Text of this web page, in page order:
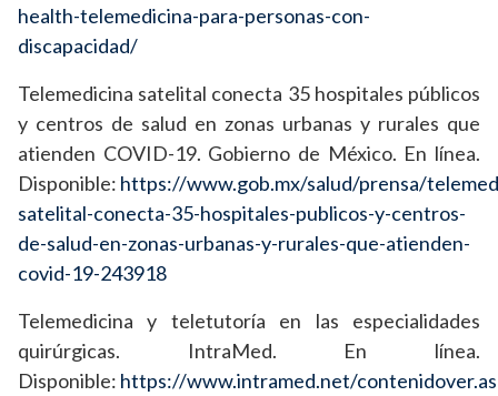
health-telemedicina-para-personas-con-
discapacidad/
Telemedicina satelital conecta 35 hospitales públicos
y centros de salud en zonas urbanas y rurales que
atienden COVID-19. Gobierno de México. En línea.
Disponible: https://www.gob.mx/salud/prensa/
satelital-conecta-35-hospitales-publicos-y-centros-
de-salud-en-zonas-urbanas-y-rurales-que-atienden-
covid-19-243918
Telemedicina y teletutoría en las especialidades
quirúrgicas. IntraMed. En línea.
Disponible: https://www.intramed.net/